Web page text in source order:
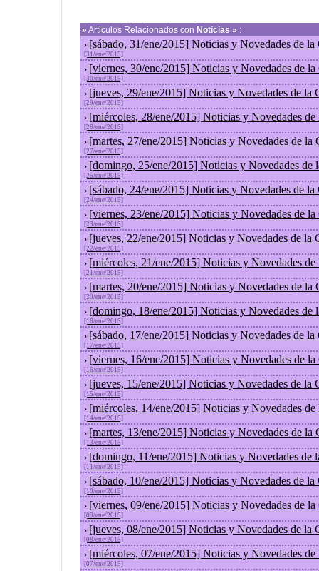
» Articulos Relacionados con Noticias » :
› [sábado, 31/ene/2015] Noticias y Novedades de la
[31/ene/2015]
› [viernes, 30/ene/2015] Noticias y Novedades de
[30/ene/2015]
› [jueves, 29/ene/2015] Noticias y Novedades de la
[29/ene/2015]
› [miércoles, 28/ene/2015] Noticias y Novedades
[28/ene/2015]
› [martes, 27/ene/2015] Noticias y Novedades de la
[27/ene/2015]
› [domingo, 25/ene/2015] Noticias y Novedades de
[25/ene/2015]
› [sábado, 24/ene/2015] Noticias y Novedades de la
[24/ene/2015]
› [viernes, 23/ene/2015] Noticias y Novedades de
[23/ene/2015]
› [jueves, 22/ene/2015] Noticias y Novedades de la
[22/ene/2015]
› [miércoles, 21/ene/2015] Noticias y Novedades
[21/ene/2015]
› [martes, 20/ene/2015] Noticias y Novedades de la
[20/ene/2015]
› [domingo, 18/ene/2015] Noticias y Novedades de
[18/ene/2015]
› [sábado, 17/ene/2015] Noticias y Novedades de la
[17/ene/2015]
› [viernes, 16/ene/2015] Noticias y Novedades de
[16/ene/2015]
› [jueves, 15/ene/2015] Noticias y Novedades de la
[15/ene/2015]
› [miércoles, 14/ene/2015] Noticias y Novedades
[14/ene/2015]
› [martes, 13/ene/2015] Noticias y Novedades de la
[13/ene/2015]
› [domingo, 11/ene/2015] Noticias y Novedades de
[11/ene/2015]
› [sábado, 10/ene/2015] Noticias y Novedades de la
[10/ene/2015]
› [viernes, 09/ene/2015] Noticias y Novedades de
[09/ene/2015]
› [jueves, 08/ene/2015] Noticias y Novedades de la
[08/ene/2015]
› [miércoles, 07/ene/2015] Noticias y Novedades
[07/ene/2015]